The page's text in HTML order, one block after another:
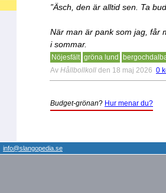
”Äsch, den är alltid sen. Ta
När man är pank som jag, får
i sommar.
Nöjesfält gröna lund
Av Hållbollkoll den 18 maj 2026 0
Budget-grönan? Hur menar du?
info@slangopedia.se